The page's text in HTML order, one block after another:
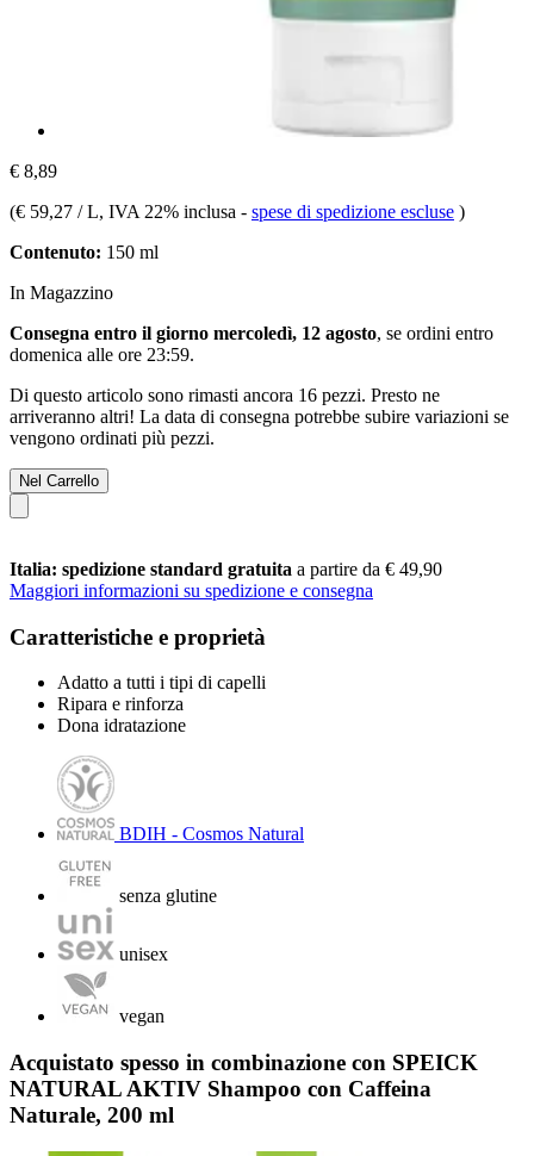
€ 8,89
(€ 59,27 / L, IVA 22% inclusa - spese di spedizione escluse )
Contenuto: 150 ml
In Magazzino
Consegna entro il giorno mercoledì, 12 agosto, se ordini entro
domenica alle ore 23:59.
Di questo articolo sono rimasti ancora 16 pezzi. Presto ne
arriveranno altri! La data di consegna potrebbe subire variazioni se
vengono ordinati più pezzi.
Nel Carrello
Italia: spedizione standard gratuita a partire da € 49,90
Maggiori informazioni su spedizione e consegna
Caratteristiche e proprietà
Adatto a tutti i tipi di capelli
Ripara e rinforza
Dona idratazione
BDIH - Cosmos Natural
senza glutine
unisex
vegan
Acquistato spesso in combinazione con SPEICK
NATURAL AKTIV Shampoo con Caffeina
Naturale, 200 ml